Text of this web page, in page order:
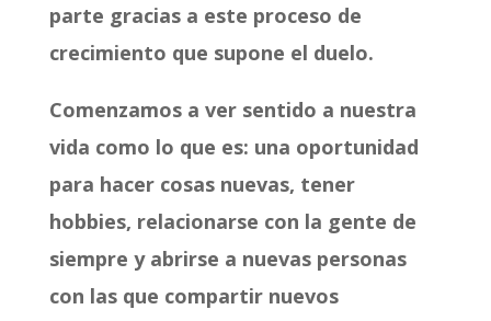
parte gracias a este proceso de
crecimiento que supone el duelo.
Comenzamos a ver sentido a nuestra
vida como lo que es: una oportunidad
para hacer cosas nuevas, tener
hobbies, relacionarse con la gente de
siempre y abrirse a nuevas personas
con las que compartir nuevos